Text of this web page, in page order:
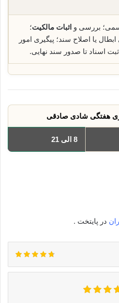
بررسی و اثبات مالکیت؛
یا اصلاح سند؛ پیگیری امور
ثبت اسناد تا صدور سند نهایی.
هفتگی شادی صادقی
8 الی 21
در پایتخت .